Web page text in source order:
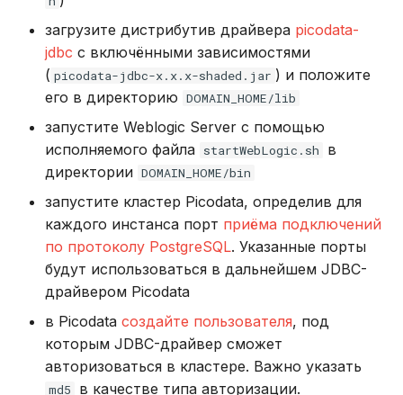
загрузите дистрибутив драйвера picodata-
jdbc с включёнными зависимостями
( picodata-jdbc-x.x.x-shaded.jar ) и положите
его в директорию DOMAIN_HOME/lib
запустите Weblogic Server с помощью
исполняемого файла startWebLogic.sh
в
директории DOMAIN_HOME/bin
запустите кластер Picodata, определив для
каждого инстанса порт приёма подключений
по протоколу PostgreSQL. Указанные порты
будут использоваться в дальнейшем JDBC-
драйвером Picodata
в Picodata создайте пользователя, под
которым JDBC-драйвер сможет
авторизоваться в кластере. Важно указать
md5 в качестве типа авторизации.